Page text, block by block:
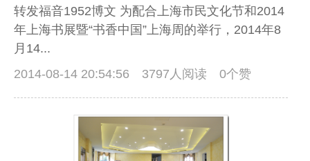
转发福音1952博文 为配合上海市民文化节和2014
年上海书展暨“书香中国”上海周的举行，2014年8
月14...
2014-08-14 20:54:56
3797人阅读 0个赞